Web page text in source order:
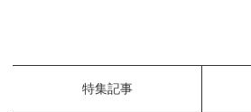
特集記事